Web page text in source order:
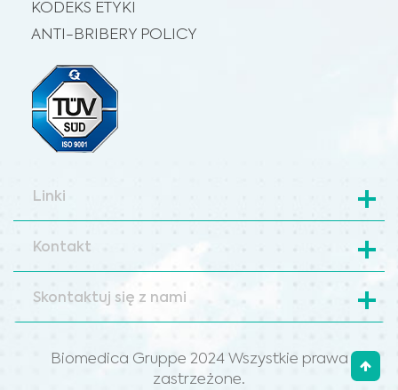
KODEKS ETYKI
ANTI-BRIBERY POLICY
Linki
Kontakt
Skontaktuj się z nami
Biomedica Gruppe 2024 Wszystkie prawa
zastrzeżone.